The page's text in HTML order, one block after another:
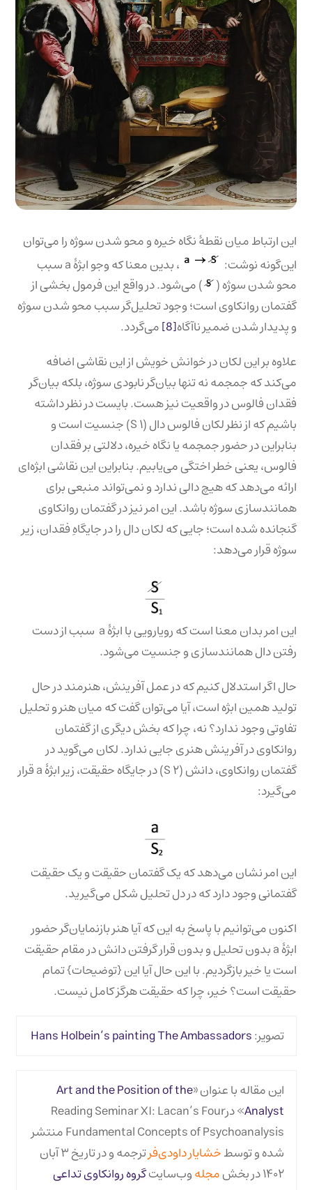
این ارتباط میان نقطۀ نگاه خیره و محو شدن سوژه را می‌توان
این‌گونه نوشت:
، بدین معنا که وجو ابژۀ a سبب
محو شدن سوژه (
) می‌شود. در واقع این فرمول بخشی از
گفتمان روانکاوی است؛ وجود تحلیل‌گر سبب محو شدن سوژه
و پدیدار شدن ضمیر ناآگاه[8]
می‌گردد.
علاوه بر این لکان در خوانش خویش از این نقاشی اضافه
می‌کند که جمجمه نه تنها بیان‌گر نابودی سوژه، بلکه بیان‌گر
فقدان فالوس در واقعیت نیز هست. بایست در نظر داشته
باشیم که از نظر لکان فالوس دال (S ۱) جنسیت است و
بنابراین در حضور جمجمه یا نگاه خیره، دلالتی بر فقدان
فالوس، یعنی خطر اختگی می‌یابیم. بنابراین این نقاشی ابژه‌ای
ارائه می‌دهد که هیچ دالی ندارد و نمی‌تواند منبعی برای
همانندسازی سوژه باشد. این امر نیز در گفتمان روانکاوی
گنجانده شده است؛ جایی که لکان دال را در جایگاهِ فقدان، زیر
سوژه قرار می‌دهد:
این امر بدان معنا است که رویارویی با ابژۀ a سبب از دست
رفتن دال همانندسازی و جنسیت می‌شود.
حال اگر استدلال کنیم که در عمل آفرینش، هنرمند در حال
تولید همین ابژه است، آیا می‌توان گفت که میان هنر و تحلیل
تفاوتی وجود ندارد؟ نه، چرا که بخش دیگری از گفتمان
روانکاوی در آفرینش هنری جایی ندارد. لکان می‌گوید در
گفتمان روانکاوی، دانش (S ۲) در جایگاه حقیقت، زیر ابژۀ a قرار
می‌گیرد:
این امر نشان می‌دهد که یک گفتمان حقیقت و یک حقیقت
گفتمانی وجود دارد که در دل تحلیل شکل می‌گیرید.
اکنون می‌توانیم با پاسخ به این که آیا هنر بازنمایان‌گر حضور
ابژۀ a بدون تحلیل و بدون قرار گرفتن دانش در مقام حقیقت
است یا خیر بازگردیم. با این حال آیا این {توضیحات} تمام
حقیقت است؟ خیر، چرا که حقیقت هرگز کامل نیست.
تصویر:Hans Holbein’s painting The Ambassadors
این مقاله با عنوان «Art and the Position of the
Analyst
» درReading Seminar XI: Lacan’s Four
Fundamental Concepts of Psychoanalysis منتشر
شده و توسطخشایار داودی‌فر
ترجمه و در تاریخ ۳ آبان
۱۴۰۲ در بخش
مجله‌وب‌سایتگروه روانکاوی تداعی